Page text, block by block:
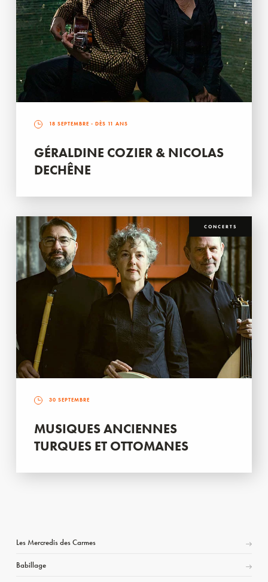
18 SEPTEMBRE - DÈS 11 ANS
GÉRALDINE COZIER & NICOLAS
DECHÊNE
CONCERTS
30 SEPTEMBRE
MUSIQUES ANCIENNES
TURQUES ET OTTOMANES
Les Mercredis des Carmes
Babillage